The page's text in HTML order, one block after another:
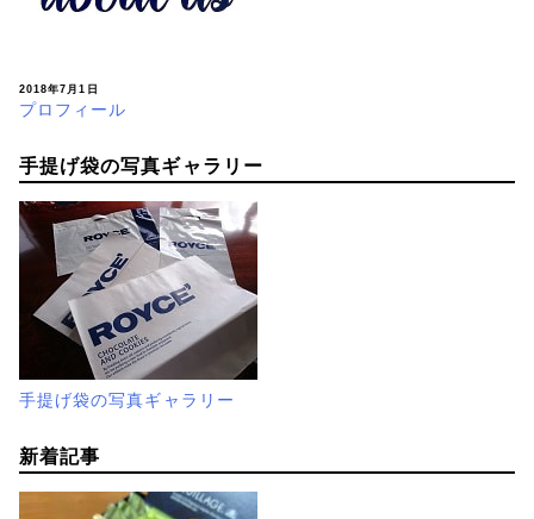
2018年7月1日
プロフィール
手提げ袋の写真ギャラリー
手提げ袋の写真ギャラリー
新着記事